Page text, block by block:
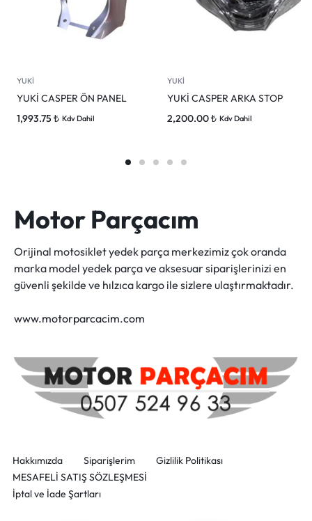
YUKİ
YUKİ CASPER ÖN PANEL
1,993.75 ₺ Kdv Dahil
YUKİ
YUKİ CASPER ARKA STOP
2,200.00₺ Kdv Dahil
Motor Parçacım
Orijinal motosiklet yedek parça merkezimiz çok oranda
marka model yedek parça ve aksesuar siparişlerinizi en
güvenli şekilde ve hılzıca kargo ile sizlere ulaştırmaktadır.
www.motorparcacim.com
Hakkımızda Siparişlerim
Gizlilik Politikası
MESAFELİ SATIŞ SÖZLEŞMESİ
İptal ve İade Şartları